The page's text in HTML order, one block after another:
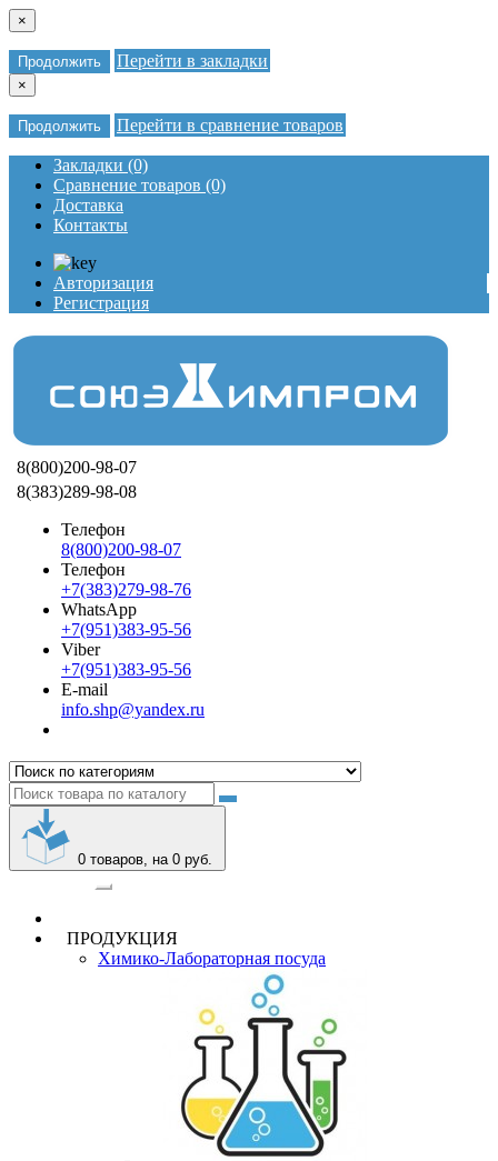
×
Продолжить Перейти в закладки
×
Продолжить Перейти в сравнение товаров
Закладки (0)
Сравнение товаров (0)
Доставка
Контакты
Авторизация
Регистрация
8(800)200-98-07
8(383)289-98-08
Телефон
8(800)200-98-07
Телефон
+7(383)279-98-76
WhatsApp
+7(951)383-95-56
Viber
+7(951)383-95-56
E-mail
info.shp@yandex.ru
0 товаров, на 0 руб.
ПРОДУКЦИЯ
Химико-Лабораторная посуда